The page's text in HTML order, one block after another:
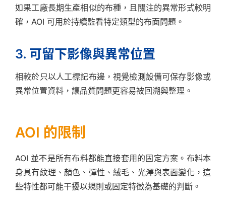
如果工廠長期生產相似的布種，且關注的異常形式較明
確，AOI 可用於持續監看特定類型的布面問題。
3. 可留下影像與異常位置
相較於只以人工標記布邊，視覺檢測設備可保存影像或
異常位置資料，讓品質問題更容易被回溯與整理。
AOI 的限制
AOI 並不是所有布料都能直接套用的固定方案。布料本
身具有紋理、顏色、彈性、絨毛、光澤與表面變化，這
些特性都可能干擾以規則或固定特徵為基礎的判斷。